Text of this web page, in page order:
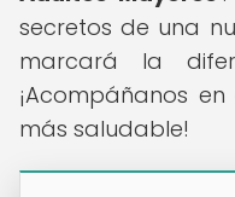
secretos de una
marcará la
¡Acompáñanos
más saludable!